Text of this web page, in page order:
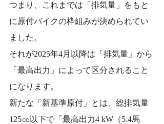
つまり、これまでは「排気量」をもと
に原付バイクの枠組みが決められてい
ました。
それが2025年4月以降は「排気量」から
「最高出力」によって区分されること
になります。
新たな「新基準原付」とは、総排気量
125㏄以下で「最高出力4 kW（5.4馬